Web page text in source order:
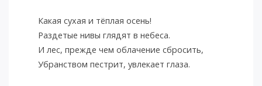
Какая сухая и тёплая осень!
Раздетые нивы глядят в небеса.
И лес, прежде чем облачение сбросить,
Убранством пестрит, увлекает глаза.